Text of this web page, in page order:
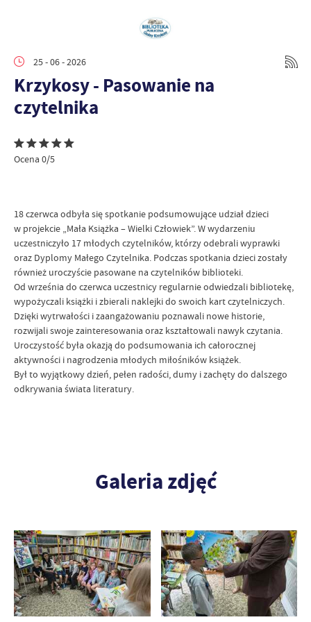
25 - 06 - 2026
Krzykosy - Pasowanie na
czytelnika
Ocena 0/5
18 czerwca odbyła się spotkanie podsumowujące udział dzieci
w projekcie „Mała Książka – Wielki Człowiek”. W wydarzeniu
uczestniczyło 17 młodych czytelników, którzy odebrali wyprawki
oraz Dyplomy Małego Czytelnika. Podczas spotkania dzieci zostały
również uroczyście pasowane na czytelników biblioteki.
Od września do czerwca uczestnicy regularnie odwiedzali bibliotekę,
wypożyczali książki i zbierali naklejki do swoich kart czytelniczych.
Dzięki wytrwałości i zaangażowaniu poznawali nowe historie,
rozwijali swoje zainteresowania oraz kształtowali nawyk czytania.
Uroczystość była okazją do podsumowania ich całorocznej
aktywności i nagrodzenia młodych miłośników książek.
Był to wyjątkowy dzień, pełen radości, dumy i zachęty do dalszego
odkrywania świata literatury.
Galeria zdjęć